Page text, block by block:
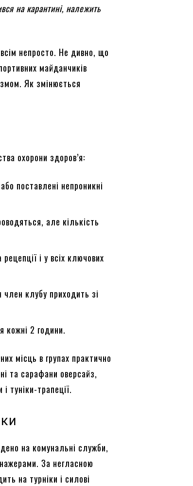
на карантині, належить
непросто. Не дивно, що
майданчиків
Як змінюється
охорони здоров’я:
поставлені непроникні
але кількість
і у всіх ключових
клубу приходить зі
кожні 2 години.
місць в групах практично
та сарафани оверсайз,
туніки-трапеції.
на комунальні служби,
За негласною
на турніки і силові